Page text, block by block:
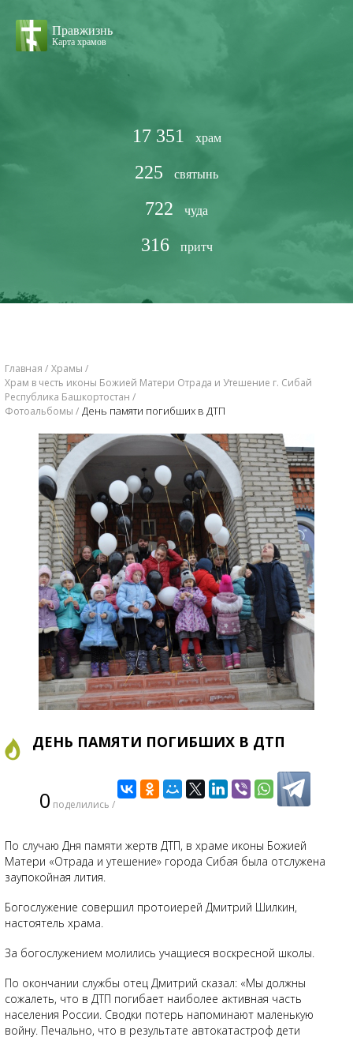
Правжизнь
Карта храмов
17 351 храм
225 святынь
722 чуда
316 притч
Главная
Храмы
Храм в честь иконы Божией Матери Отрада и Утешение г. Сибай
Республика Башкортостан
Фотоальбомы
День памяти погибших в ДТП
ДЕНЬ ПАМЯТИ ПОГИБШИХ В ДТП
0 поделились /
По случаю Дня памяти жертв ДТП, в храме иконы Божией
Матери «Отрада и утешение» города Сибая была отслужена
заупокойная лития.
Богослужение совершил протоиерей Дмитрий Шилкин,
настоятель храма.
За богослужением молились учащиеся воскресной школы.
По окончании службы отец Дмитрий сказал: «Мы должны
сожалеть, что в ДТП погибает наиболее активная часть
населения России. Сводки потерь напоминают маленькую
войну. Печально, что в результате автокатастроф дети